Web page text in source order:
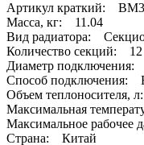
Артикул краткий:
Масса, кг: 11.04
Вид радиатора:
Количество секций: 12
Диаметр
Способ подключения:
Объем теплоносителя,
Максимальная
Максимальное рабочее
Страна: Китай